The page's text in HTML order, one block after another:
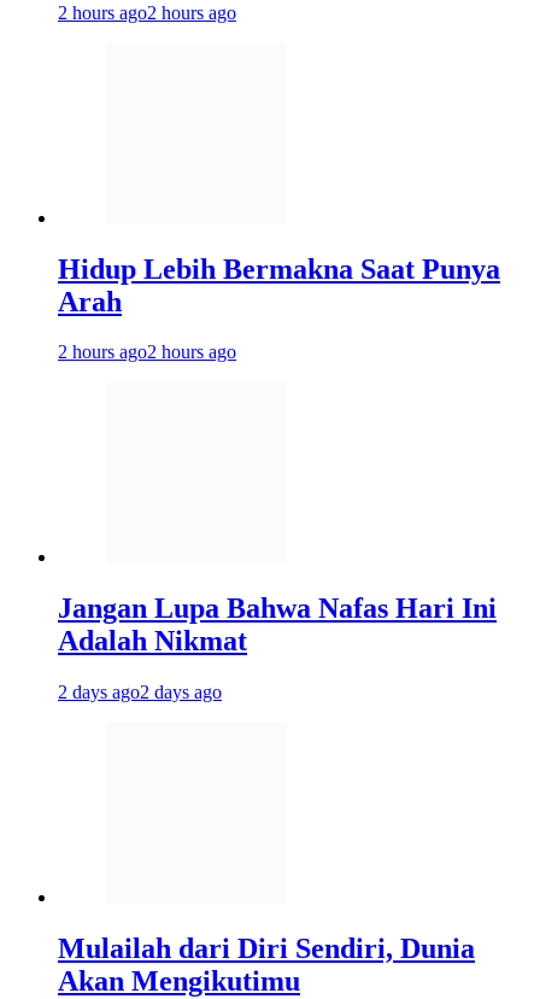
2 hours ago2 hours ago
Hidup Lebih Bermakna Saat Punya
Arah
2 hours ago2 hours ago
Jangan Lupa Bahwa Nafas Hari Ini
Adalah Nikmat
2 days ago2 days ago
Mulailah dari Diri Sendiri, Dunia
Akan Mengikutimu